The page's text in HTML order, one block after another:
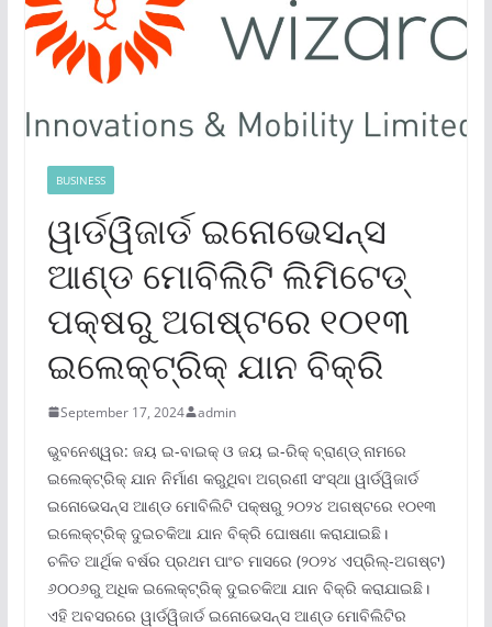
BUSINESS
ୱାର୍ଡୱିଜାର୍ଡ ଇନୋଭେସନ୍ସ
ଆଣ୍ଡ ମୋବିଲିଟି ଲିମିଟେଡ୍
ପକ୍ଷରୁ ଅଗଷ୍ଟରେ ୧୦୧୩
ଇଲେକ୍ଟ୍ରିକ୍ ଯାନ ବିକ୍ରି
September 17, 2024 admin
ଭୁବନେଶ୍ୱର: ଜୟ ଇ-ବାଇକ୍ ଓ ଜୟ ଇ-ରିକ୍ ବ୍ରାଣ୍ଡ୍ ନାମରେ
ଇଲେକ୍ଟ୍ରିକ୍ ଯାନ ନିର୍ମାଣ କରୁଥିବା ଅଗ୍ରଣୀ ସଂସ୍ଥା ୱାର୍ଡୱିଜାର୍ଡ
ଇନୋଭେସନ୍ସ ଆଣ୍ଡ ମୋବିଲିଟି ପକ୍ଷରୁ ୨୦୨୪ ଅଗଷ୍ଟରେ ୧୦୧୩
ଇଲେକ୍ଟ୍ରିକ୍ ଦୁଇଚକିଆ ଯାନ ବିକ୍ରି ଘୋଷଣା କରାଯାଇଛି।
ଚଳିତ ଆର୍ଥିକ ବର୍ଷର ପ୍ରଥମ ପାଂଚ ମାସରେ (୨୦୨୪ ଏପ୍ରିଲ୍‌-ଅଗଷ୍ଟ)
୬୦୦୬ରୁ ଅଧିକ ଇଲେକ୍ଟ୍ରିକ୍ ଦୁଇଚକିଆ ଯାନ ବିକ୍ରି କରାଯାଇଛି।
ଏହି ଅବସରରେ ୱାର୍ଡୱିଜାର୍ଡ ଇନୋଭେସନ୍ସ ଆଣ୍ଡ ମୋବିଲିଟିର